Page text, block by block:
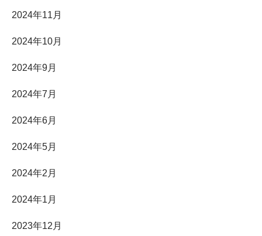
2024年11月
2024年10月
2024年9月
2024年7月
2024年6月
2024年5月
2024年2月
2024年1月
2023年12月